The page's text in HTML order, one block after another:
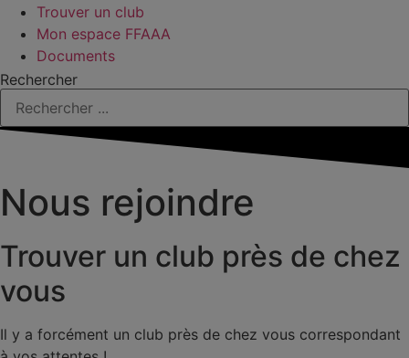
Trouver un club
Mon espace FFAAA
Documents
Rechercher
Nous rejoindre
Trouver un club près de chez
vous
Il y a forcément un club près de chez vous correspondant